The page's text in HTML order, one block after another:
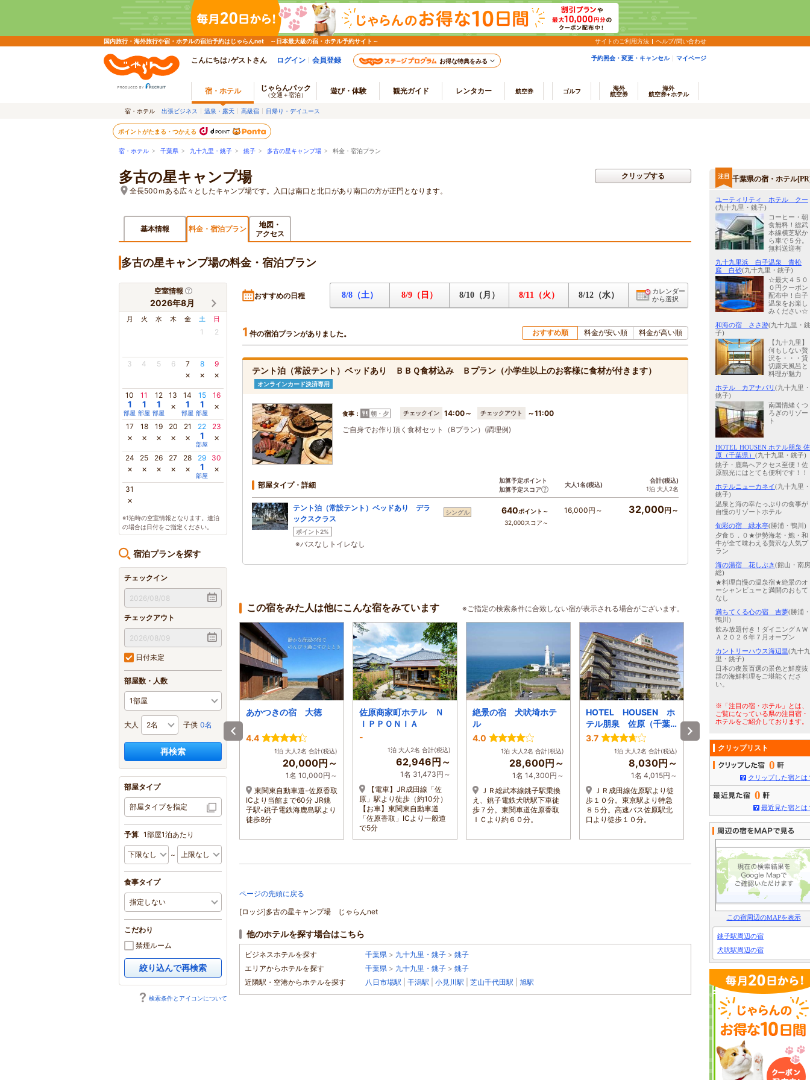
国内旅行・海外旅行や宿・ホテルの宿泊予約はじゃらんnet ～日本最大級の宿・ホテル予約サイト～ サイトのご利用方法 ヘルプ/問い合わせ
こんにちは♪ゲストさん ログイン 会員登録 お得な特典をみる 予約照会・変更・キャンセル マイページ
宿・ホテル じゃらんパック
（交通＋宿泊） 遊び・体験 観光ガイド レンタカー 航空券 ゴルフ
海外
航空券
海外
航空券+ホテル
宿・ホテル 出張ビジネス 温泉・露天 高級宿 日帰り・デイユース
ポイントがたまる・つかえる
宿・ホテル > 千葉県 > 九十九里・銚子 > 銚子 > 多古の星キャンプ場 > 料金・宿泊プラン
多古の星キャンプ場
全長500ｍある広々としたキャンプ場です。入口は南口と北口があり南口の方が正門となります。
クリップする
基本情報 料金・宿泊プラン
地図・
アクセス
多古の星キャンプ場の料金・宿泊プラン
空室情報
2026年8月
月 火 水 木 金 土 日
1 2
3 4 5 6 7
×
8
×
9
×
10
1
部屋
11
1
部屋
12
1
部屋
13
×
14
1
部屋
15
1
部屋
16
×
17
×
18
×
19
×
20
×
21
×
22
1
部屋
23
×
24
×
25
×
26
×
27
×
28
×
29
1
部屋
30
×
31
×
※1泊時の空室情報となります。連泊
の場合は日付をご指定ください。
宿泊プランを探す
チェックイン
チェックアウト
日付未定
部屋数・人数
大人 子供 0名
再検索
部屋タイプ
部屋タイプを指定
予算 1部屋1泊あたり
～
食事タイプ
こだわり
禁煙ルーム
絞り込んで再検索
検索条件とアイコンについて
おすすめの日程 8/8（土） 8/9（日） 8/10（月） 8/11（火） 8/12（水）
カレンダー
から選択
1 件の宿泊プランがありました。 おすすめ順 料金が安い順 料金が高い順
テント泊（常設テント）ベッドあり ＢＢＱ食材込み Ｂプラン（小学生以上のお客様に食材が付きます）
オンラインカード決済専用
食事： 朝・夕 チェックイン 14:00～ チェックアウト
～11:00
ご自身でお作り頂く食材セット（Bプラン）(調理例)
部屋タイプ・詳細
加算予定ポイント
加算予定スコア
大人1名(税込)
合計(税込)
1泊 大人2名
テント泊（常設テント）ベッドあり デラ
ックスクラス
ポイント2%
※バスなしトイレなし
シングル 640ポイント～
32,000スコア～
16,000円～ 32,000円～
この宿をみた人は他にこんな宿をみています ※ご指定の検索条件に合致しない宿が表示される場合がございます。
Kairi ‐浬‐
1泊 大人2名 合計(税込)
22,000円～
1名 11,000円～
【電車】JR銚子駅乗り換
え→銚子電鉄外川駅から徒
歩6分
あかつきの宿 大徳
4.4
1泊 大人2名 合計(税込)
20,000円～
1名 10,000円～
東関東自動車道-佐原香取
ICより当館まで60分 JR銚
子駅-銚子電鉄海鹿島駅より
徒歩8分
佐原商家町ホテル Ｎ
ＩＰＰＯＮＩＡ
-
1泊 大人2名 合計(税込)
62,946円～
1名 31,473円～
【電車】JR成田線「佐
原」駅より徒歩（約10分）
【お車】東関東自動車道
「佐原香取」ICより一般道
で5分
絶景の宿 犬吠埼ホテ
ル
4.0
1泊 大人2名 合計(税込)
28,600円～
1名 14,300円～
ＪＲ総武本線銚子駅乗換
え、銚子電鉄犬吠駅下車徒
歩７分。東関車道佐原香取
ＩＣより約６０分。
HOTEL HOUSEN ホ
テル朋泉 佐原（千葉
県）
3.7
1泊 大人2名 合計(税込)
8,030円～
1名 4,015円～
ＪＲ成田線佐原駅より徒
歩１０分。東京駅より特急
８５分。高速バス佐原駅北
口より徒歩１０分。
水の郷リトリート 再
-
1泊 大人2名 合計(税込)
43,200円～
1名 21,600円～
佐原香取IC~車20分/JR佐
原駅~関鉄観光バス与田浦経
由潮来車庫行きバス「水郷
佐原あやめパーク入口」下
ページの先頭に戻る
[ロッジ]多古の星キャンプ場 じゃらんnet
他のホテルを探す場合はこちら
ビジネスホテルを探す 千葉県 > 九十九里・銚子 > 銚子
エリアからホテルを探す
千葉県 > 九十九里・銚子 > 銚子
近隣駅・空港からホテルを探す
八日市場駅 干潟駅 小見川駅 芝山千代田駅 旭駅
千葉県の宿・ホテル
ユーティリティ ホテル クー
(九十九里・銚子)
コーヒー・朝
食無料！総武
本線横芝駅か
ら車で５分。
無料送迎有
九十九里浜 白子温泉 青松
庭 白砂(九十九里・銚子)
☆最大４５０
０円クーポン
配布中！白子
温泉をお楽し
みください☆
和海の宿 ささ游(九十九里・銚
子)
【九十九里】
何もしない贅
沢を・・・貸
切露天風呂と
料理が魅力
ホテル カアナパリ (九十九里・
銚子)
南国情緒くつ
ろぎのリゾー
ト
HOTEL HOUSEN ホテル朋泉 佐
原（千葉県） (九十九里・銚子)
銚子・鹿島へアクセス至便！佐
原観光にはとても便利です！！
ホテルニューカネイ(九十九里・
銚子)
温泉と海の幸たっぷりの食事が
自慢のリゾートホテル
旬彩の宿 緑水亭(勝浦・鴨川)
夕食５．０★伊勢海老・鮑・和
牛が全て味わえる贅沢な人気プ
ラン
海の湯宿 花しぶき(館山・南房
総)
★料理自慢の温泉宿★絶景のオ
ーシャンビューと満開のおもて
なし
満ちてくる心の宿 吉夢(勝浦・
鴨川)
飲み放題付き！ダイニングＡＷ
Ａ２０２６年７月オープン
カントリーハウス海辺里(九十九
里・銚子)
日本の夜景百選の景色と鮮度抜
群の海鮮料理をご堪能くださ
い。
※「注目の宿・ホテル」とは、
ご覧になっている県の注目宿・
ホテルをご紹介しております。
クリップリスト
0
クリップした宿とは
0
最近見た宿とは
この宿周辺のMAPを表示
銚子駅周辺の宿
犬吠駅周辺の宿